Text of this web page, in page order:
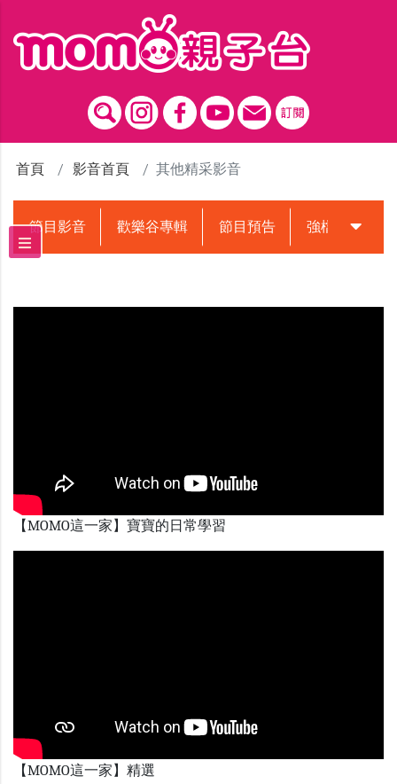
首頁 影音首頁 其他精采影音
節目影音 歡樂谷專輯 節目預告 強檔動畫預告
【MOMO這一家】寶寶的日常學習
【MOMO這一家】精選